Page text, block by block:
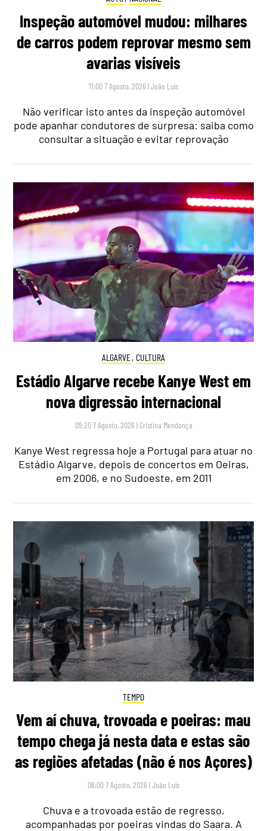
Inspeção automóvel mudou: milhares
de carros podem reprovar mesmo sem
avarias visíveis
11:00 7 Agosto, 2026 |João Luís
Não verificar isto antes da inspeção automóvel
pode apanhar condutores de surpresa: saiba como
consultar a situação e evitar reprovação
ALGARVE, CULTURA
Estádio Algarve recebe Kanye West em
nova digressão internacional
09:20 7 Agosto, 2026 | Cristina Mendonça
Kanye West regressa hoje a Portugal para atuar no
Estádio Algarve, depois de concertos em Oeiras,
em 2006, e no Sudoeste, em 2011
TEMPO
Vem aí chuva, trovoada e poeiras: mau
tempo chega já nesta data e estas são
as regiões afetadas (não é nos Açores)
06:00 7 Agosto, 2026 |João Luís
Chuva e a trovoada estão de regresso,
acompanhadas por poeiras vindas do Saara. A